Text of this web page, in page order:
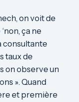
, on voit de
ça ne
consultante
taux de
on observe un
». Quand
et première